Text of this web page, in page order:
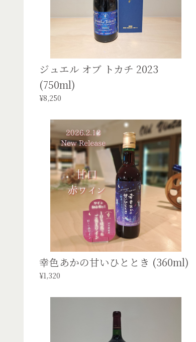
ジュエル オブ トカチ 2023
(750ml)
¥8,250
幸色あかの甘いひととき (360ml)
¥1,320